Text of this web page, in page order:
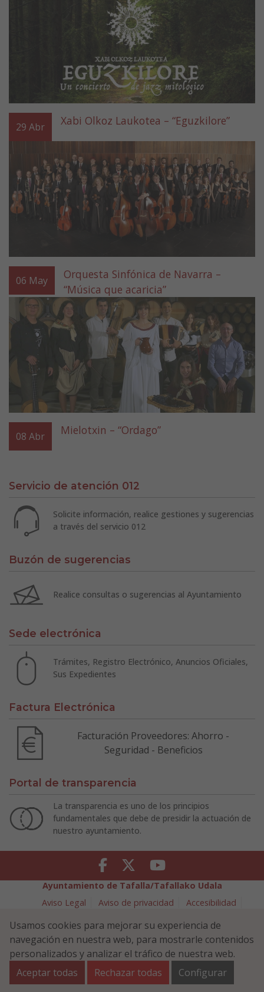
29 Abr Xabi Olkoz Laukotea – “Eguzkilore”
06 May
Orquesta Sinfónica de Navarra –
“Música que acaricia”
08 Abr Mielotxin – “Ordago”
Servicio de atención 012
Solicite información, realice gestiones y sugerencias
a través del servicio 012
Buzón de sugerencias
Realice consultas o sugerencias al Ayuntamiento
Sede electrónica
Trámites, Registro Electrónico, Anuncios Oficiales,
Sus Expedientes
Factura Electrónica
Facturación Proveedores: Ahorro -
Seguridad - Beneficios
Portal de transparencia
La transparencia es uno de los principios
fundamentales que debe de presidir la actuación de
nuestro ayuntamiento.
Facebook Twitter Youtube
Ayuntamiento de Tafalla/Tafallako Udala
Aviso Legal
Aviso de privacidad
Accesibilidad
Política de Seguridad de la Información
Plaza Navarra 5 - 31300 Tafalla (NAVARRA)
948 70 18 11
ayuntamiento@tafalla.es
Usamos cookies para mejorar su experiencia de
navegación en nuestra web, para mostrarle contenidos
personalizados y analizar el tráfico de nuestra web.
Aceptar todas
Rechazar todas Configurar